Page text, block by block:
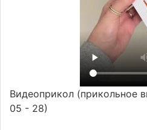
Видеоприкол (прикольное
05 - 28)